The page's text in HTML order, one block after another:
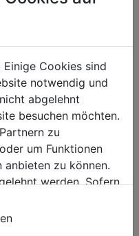
500
9120039907444
Cookies sind
notwendig und
abgelehnt
besuchen möchten.
zu
um Funktionen
zu können.
werden. Sofern